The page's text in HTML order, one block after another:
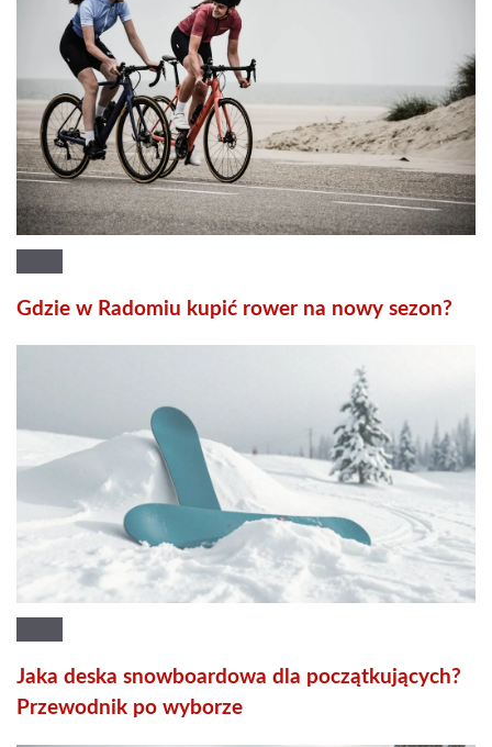
Gdzie w Radomiu kupić rower na nowy sezon?
Jaka deska snowboardowa dla początkujących?
Przewodnik po wyborze